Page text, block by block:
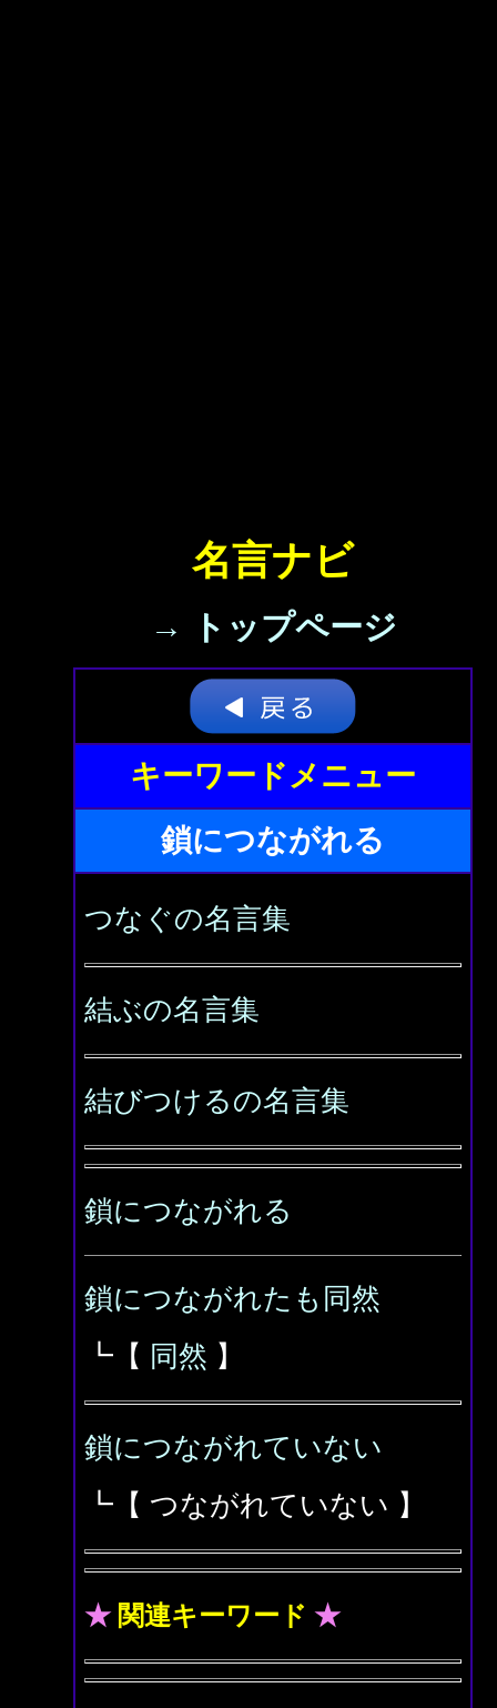
名言ナビ
→ トップページ
キーワードメニュー
鎖につながれる
つなぐの名言集
結ぶの名言集
結びつけるの名言集
鎖につながれる
鎖につながれたも同然
┗【 同然 】
鎖につながれていない
┗【 つながれていない 】
★ 関連キーワード ★